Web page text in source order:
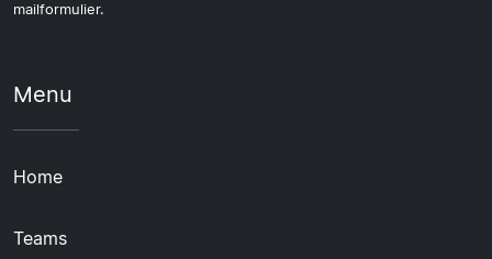
mailformulier.
Menu
Home
Teams